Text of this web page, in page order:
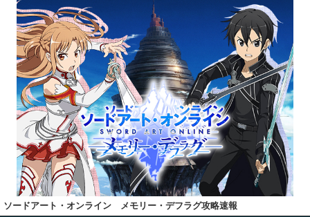
ソードアート・オンライン メモリー・デフラグ攻略速報